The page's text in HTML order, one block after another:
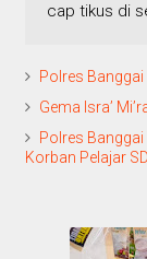
cap tikus di
Polres
Gema Isra’
Polres
Korban Pelajar SD